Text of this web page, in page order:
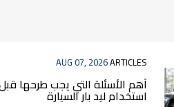
AUG 07, 2026ARTICLES
أهم الأسئلة التي يجب طرحها
استخدام ليد بار السيارة